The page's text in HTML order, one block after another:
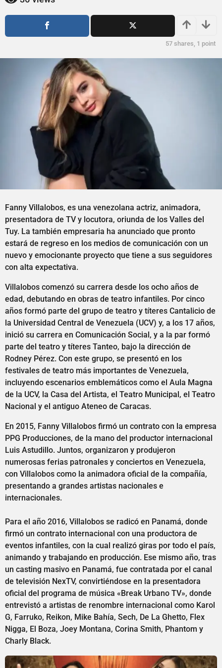
ñ
o
a
s
57 shares, 1 point
Fanny Villalobos, es una venezolana actriz, animadora,
presentadora de TV y locutora, oriunda de los Valles del
Tuy. La también empresaria ha anunciado que pronto
estará de regreso en los medios de comunicación con un
nuevo y emocionante proyecto que tiene a sus seguidores
con alta expectativa.
Villalobos comenzó su carrera desde los ocho años de
edad, debutando en obras de teatro infantiles. Por cinco
años formó parte del grupo de teatro y títeres Cantalicio de
la Universidad Central de Venezuela (UCV) y, a los 17 años,
inició su carrera en Comunicación Social, y a la par formó
parte del teatro y títeres Tanteo, bajo la dirección de
Rodney Pérez. Con este grupo, se presentó en los
festivales de teatro más importantes de Venezuela,
incluyendo escenarios emblemáticos como el Aula Magna
de la UCV, la Casa del Artista, el Teatro Municipal, el Teatro
Nacional y el antiguo Ateneo de Caracas.
En 2015, Fanny Villalobos firmó un contrato con la empresa
PPG Producciones, de la mano del productor internacional
Luis Astudillo. Juntos, organizaron y produjeron
numerosas ferias patronales y conciertos en Venezuela,
con Villalobos como la animadora oficial de la compañía,
presentando a grandes artistas nacionales e
internacionales.
Para el año 2016, Villalobos se radicó en Panamá, donde
firmó un contrato internacional con una productora de
eventos infantiles, con la cual realizó giras por todo el país,
animando y trabajando en producción. Ese mismo año, tras
un casting masivo en Panamá, fue contratada por el canal
de televisión NexTV, convirtiéndose en la presentadora
oficial del programa de música «Break Urbano TV», donde
entrevistó a artistas de renombre internacional como Karol
G, Farruko, Reikon, Mike Bahía, Sech, De La Ghetto, Flex
Nigga, El Boza, Joey Montana, Corina Smith, Phantom y
Charly Black.